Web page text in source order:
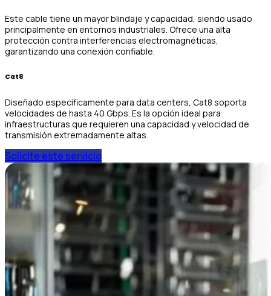
Este cable tiene un mayor blindaje y capacidad, siendo usado
principalmente en entornos industriales. Ofrece una alta
protección contra interferencias electromagnéticas,
garantizando una conexión confiable.
Cat8
Diseñado específicamente para data centers, Cat8 soporta
velocidades de hasta 40 Gbps. Es la opción ideal para
infraestructuras que requieren una capacidad y velocidad de
transmisión extremadamente altas.
Solicite este servicio